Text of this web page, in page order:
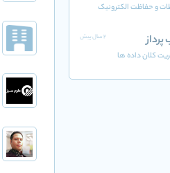
و حفاظت الکترونیک
2 سال پیش
کلان داده ها